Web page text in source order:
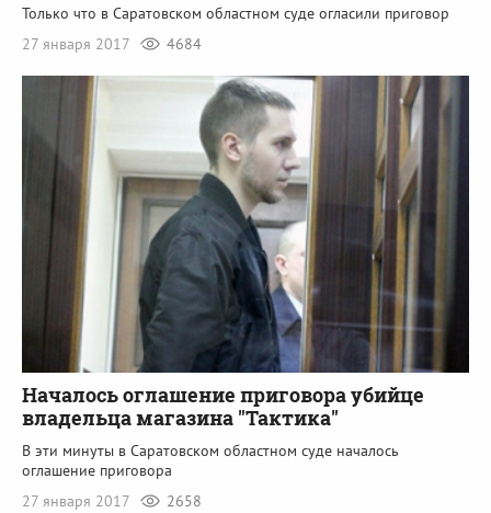
Только что в Саратовском областном суде огласили приговор
27 января 2017
4684
Началось оглашение приговора убийце
владельца магазина "Тактика"
В эти минуты в Саратовском областном суде началось
оглашение приговора
27 января 2017
2658